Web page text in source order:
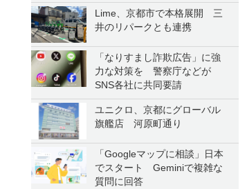
Lime、京都市で本格展開 三
井のリパークとも連携
「なりすまし詐欺広告」に強
力な対策を 警察庁などが
SNS各社に共同要請
ユニクロ、京都にグローバル
旗艦店 河原町通り
「Googleマップに相談」日本
でスタート Geminiで複雑な
質問に回答